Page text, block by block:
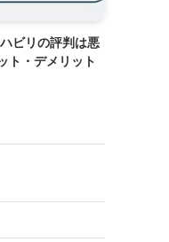
ビリの評判は悪
ト・デメリット